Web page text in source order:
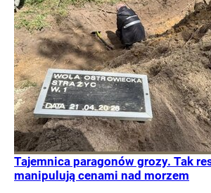
Tajemnica paragonów grozy. Tak
manipulują cenami nad morzem